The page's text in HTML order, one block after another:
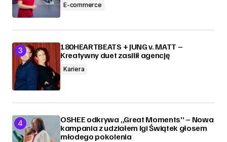
E-commerce
180HEARTBEATS + JUNG v. MATT –
Kreatywny duet zasilił agencję
Kariera
OSHEE odkrywa „Great Moments” – Nowa
kampania z udziałem Igi Świątek głosem
młodego pokolenia